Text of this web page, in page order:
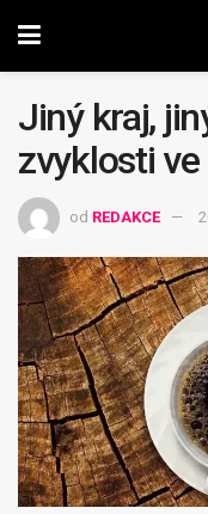
Jiný kraj,
zvyklosti
od REDAKCE